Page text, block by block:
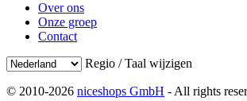
Over ons
Onze groep
Contact
Regio / Taal wijzigen
© 2010-2026 niceshops GmbH - All rights